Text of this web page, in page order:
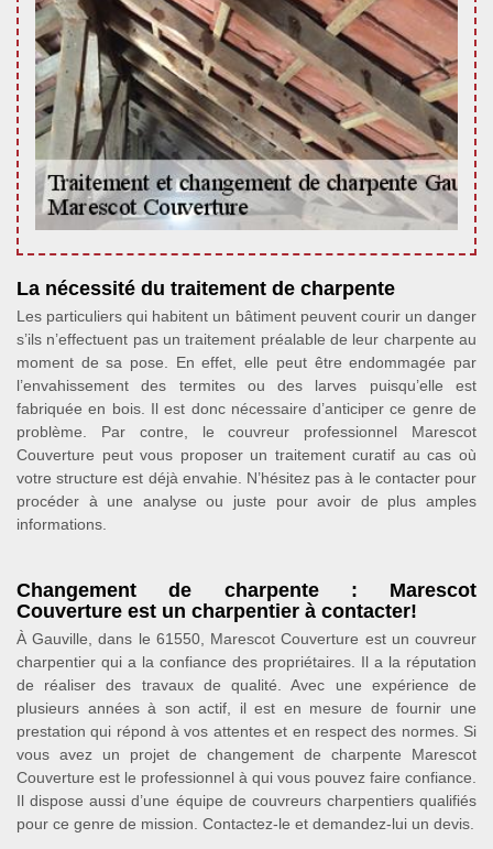
La nécessité du traitement de charpente
Les particuliers qui habitent un bâtiment peuvent courir un danger
s’ils n’effectuent pas un traitement préalable de leur charpente au
moment de sa pose. En effet, elle peut être endommagée par
l’envahissement des termites ou des larves puisqu’elle est
fabriquée en bois. Il est donc nécessaire d’anticiper ce genre de
problème. Par contre, le couvreur professionnel Marescot
Couverture peut vous proposer un traitement curatif au cas où
votre structure est déjà envahie. N’hésitez pas à le contacter pour
procéder à une analyse ou juste pour avoir de plus amples
informations.
Changement de charpente : Marescot
Couverture est un charpentier à contacter!
À Gauville, dans le 61550, Marescot Couverture est un couvreur
charpentier qui a la confiance des propriétaires. Il a la réputation
de réaliser des travaux de qualité. Avec une expérience de
plusieurs années à son actif, il est en mesure de fournir une
prestation qui répond à vos attentes et en respect des normes. Si
vous avez un projet de changement de charpente Marescot
Couverture est le professionnel à qui vous pouvez faire confiance.
Il dispose aussi d’une équipe de couvreurs charpentiers qualifiés
pour ce genre de mission. Contactez-le et demandez-lui un devis.